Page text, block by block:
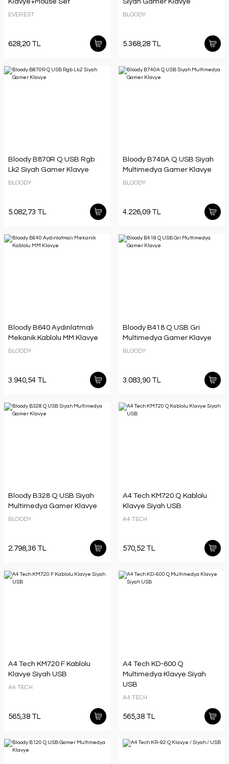
EVEREST
628,20 TL
BLOODY
5.368,28 TL
Bloody B870R Q USB Rgb
Lk2 Siyah Gamer Klavye
BLOODY
5.082,73 TL
Bloody B740A Q USB Siyah
Multimedya Gamer Klavye
BLOODY
4.226,09 TL
Bloody B640 Aydınlatmalı
Mekanik Kablolu MM Klavye
BLOODY
3.940,54 TL
Bloody B418 Q USB Gri
Multimedya Gamer Klavye
BLOODY
3.083,90 TL
Bloody B328 Q USB Siyah
Multimedya Gamer Klavye
BLOODY
2.798,36 TL
A4 Tech KM720 Q Kablolu
Klavye Siyah USB
A4 TECH
570,52 TL
A4 Tech KM720 F Kablolu
Klavye Siyah USB
A4 TECH
565,38 TL
A4 Tech KD-600 Q
Multimedya Klavye Siyah
USB
A4 TECH
565,38 TL